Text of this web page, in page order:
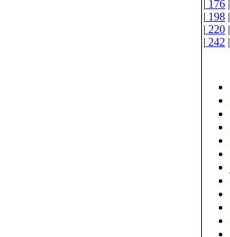
|
176
|
|
198
|
|
220
|
|
242
|